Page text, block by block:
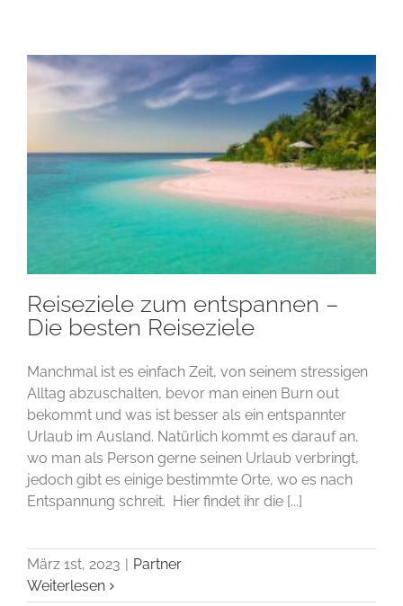
Reiseziele zum entspannen –
Die besten Reiseziele
Manchmal ist es einfach Zeit, von seinem stressigen
Alltag abzuschalten, bevor man einen Burn out
bekommt und was ist besser als ein entspannter
Urlaub im Ausland. Natürlich kommt es darauf an,
wo man als Person gerne seinen Urlaub verbringt,
jedoch gibt es einige bestimmte Orte, wo es nach
Entspannung schreit. Hier findet ihr die [...]
März 1st, 2023
Partner
Weiterlesen